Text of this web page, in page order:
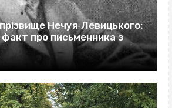
Нечуя‐Левицького:
про письменника з